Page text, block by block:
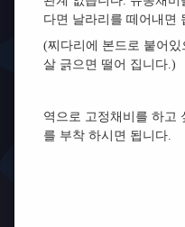
다면 날라리를 떼어내면
(찌다리에 본드로 붙어
살 긁으면 떨어 집니다.)
역으로 고정채비를 하고
를 부착 하시면 됩니다.